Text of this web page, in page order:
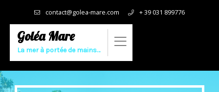
contact@golea-mare.com + 39 031 899776
Goléa Mare
La mer à portée de mains…